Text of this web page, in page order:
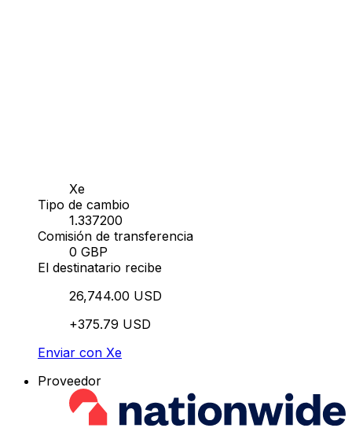
Xe
Tipo de cambio
1.337200
Comisión de transferencia
0 GBP
El destinatario recibe
26,744.00 USD
+375.79 USD
Enviar con Xe
Proveedor